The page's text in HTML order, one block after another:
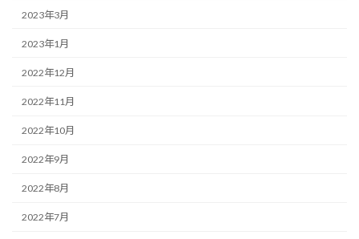
2023年3月
2023年1月
2022年12月
2022年11月
2022年10月
2022年9月
2022年8月
2022年7月